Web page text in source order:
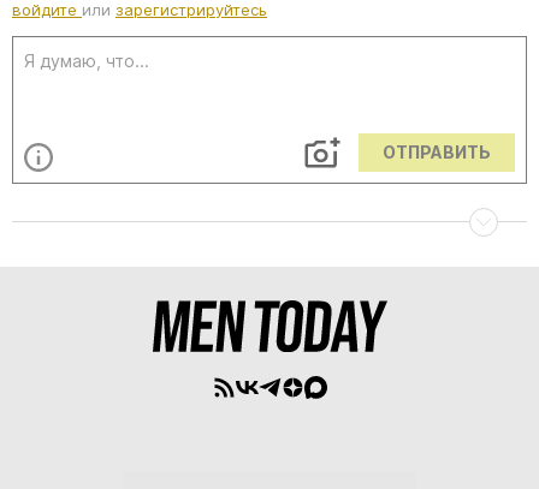
войдите или зарегистрируйтесь
ОТПРАВИТЬ